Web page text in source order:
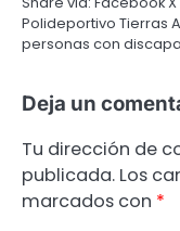
Polideportivo Tierras
personas con
Deja un
Tu dirección de
publicada. Los
marcados con *